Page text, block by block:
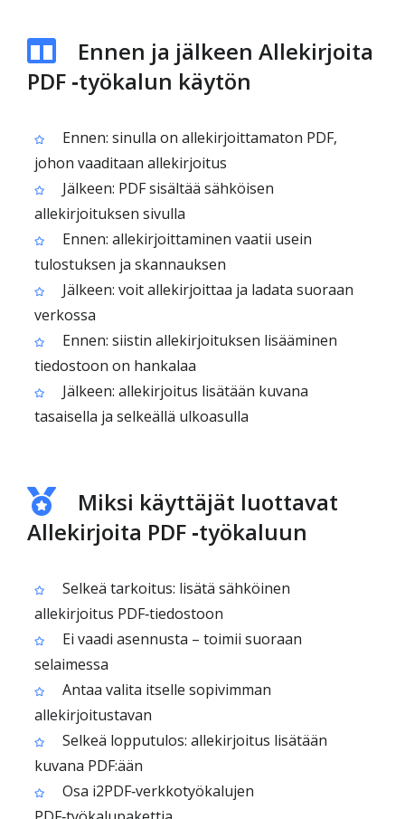
Ennen ja jälkeen Allekirjoita
PDF ‑työkalun käytön
Ennen: sinulla on allekirjoittamaton PDF,
johon vaaditaan allekirjoitus
Jälkeen: PDF sisältää sähköisen
allekirjoituksen sivulla
Ennen: allekirjoittaminen vaatii usein
tulostuksen ja skannauksen
Jälkeen: voit allekirjoittaa ja ladata suoraan
verkossa
Ennen: siistin allekirjoituksen lisääminen
tiedostoon on hankalaa
Jälkeen: allekirjoitus lisätään kuvana
tasaisella ja selkeällä ulkoasulla
Miksi käyttäjät luottavat
Allekirjoita PDF ‑työkaluun
Selkeä tarkoitus: lisätä sähköinen
allekirjoitus PDF‑tiedostoon
Ei vaadi asennusta – toimii suoraan
selaimessa
Antaa valita itselle sopivimman
allekirjoitustavan
Selkeä lopputulos: allekirjoitus lisätään
kuvana PDF:ään
Osa i2PDF‑verkkotyökalujen